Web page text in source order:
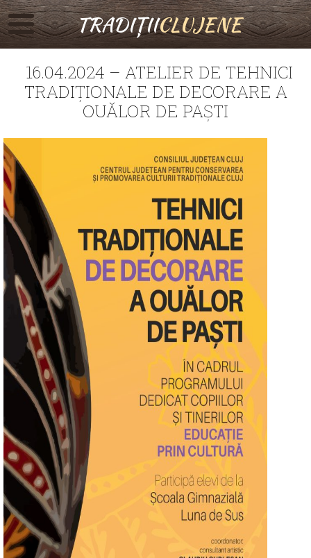
TRADIȚIICLUJENE
16.04.2024 – ATELIER DE TEHNICI
TRADIȚIONALE DE DECORARE A
OUĂLOR DE PAȘTI